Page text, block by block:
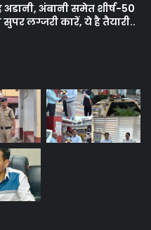
अंबानी समेत शीर्ष-50
लग्जरी कारें, ये है तैयारी..